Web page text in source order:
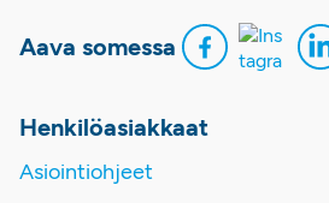
Aava somessa
Henkilöasiakkaat
Asiointiohjeet